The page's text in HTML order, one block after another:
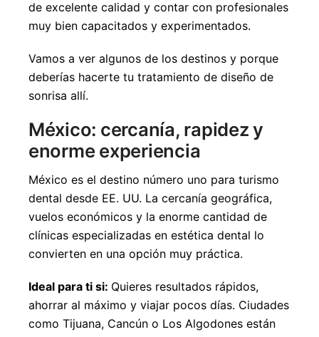
de excelente calidad y contar con profesionales
muy bien capacitados y experimentados.
Vamos a ver algunos de los destinos y porque
deberías hacerte tu tratamiento de diseño de
sonrisa allí.
México: cercanía, rapidez y
enorme experiencia
México es el destino número uno para turismo
dental desde EE. UU. La cercanía geográfica,
vuelos económicos y la enorme cantidad de
clínicas especializadas en estética dental lo
convierten en una opción muy práctica.
Ideal para ti si: Quieres resultados rápidos,
ahorrar al máximo y viajar pocos días. Ciudades
como Tijuana, Cancún o Los Algodones están